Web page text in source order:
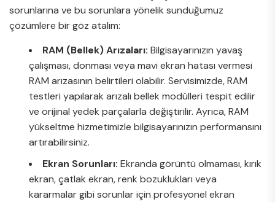
sorunlarına ve bu sorunlara yönelik sunduğumuz
çözümlere bir göz atalım:
RAM (Bellek) Arızaları: Bilgisayarınızın yavaş
çalışması, donması veya mavi ekran hatası vermesi
RAM arızasının belirtileri olabilir. Servisimizde, RAM
testleri yapılarak arızalı bellek modülleri tespit edilir
ve orijinal yedek parçalarla değiştirilir. Ayrıca, RAM
yükseltme hizmetimizle bilgisayarınızın performansını
artırabilirsiniz.
Ekran Sorunları: Ekranda görüntü olmaması, kırık
ekran, çatlak ekran, renk bozuklukları veya
kararmalar gibi sorunlar için profesyonel ekran